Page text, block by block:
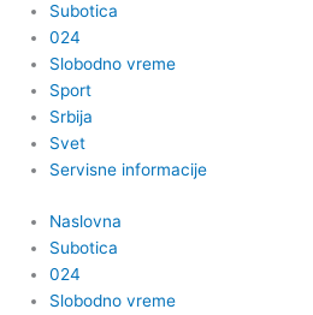
Subotica
024
Slobodno vreme
Sport
Srbija
Svet
Servisne informacije
Naslovna
Subotica
024
Slobodno vreme